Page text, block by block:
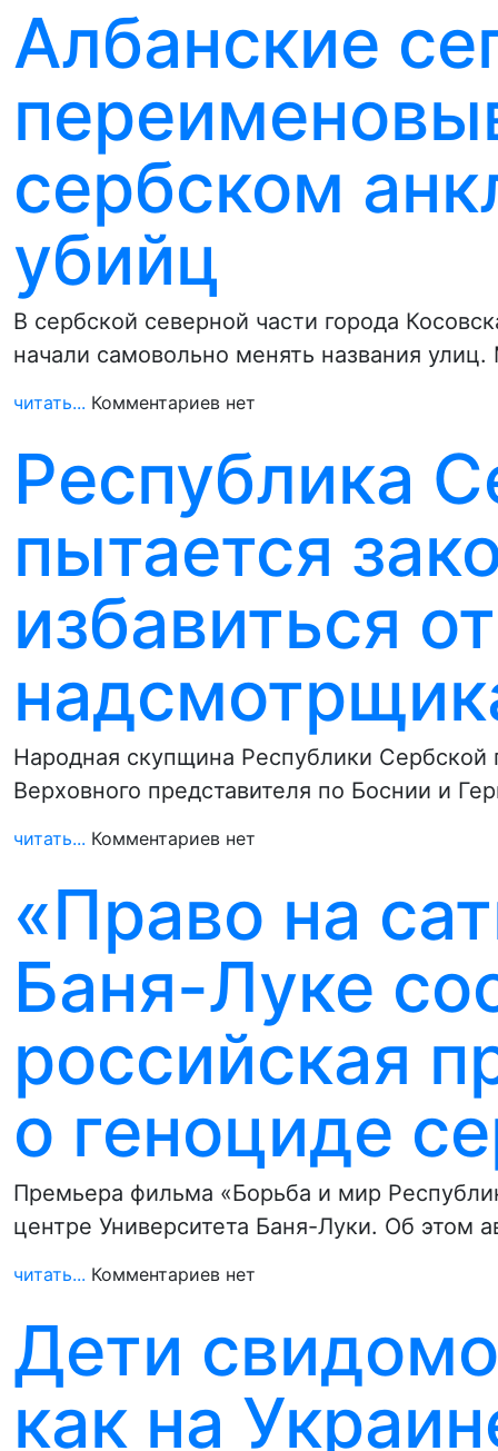
Албанские
сербском
убийц
В сербской северной части города
начали самовольно менять названия
читать... Комментариев нет
Республика
пытается
избавиться
Народная скупщина Республики
Верховного представителя по Боснии и
читать... Комментариев нет
«Право на
Баня-Луке
российская
о геноциде
Премьера фильма «Борьба и мир
центре Университета Баня-Луки. Об этом
читать... Комментариев нет
Дети
как на